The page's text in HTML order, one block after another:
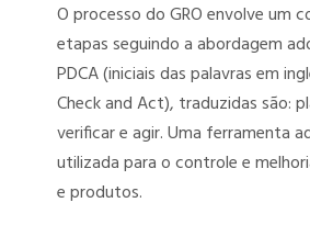
O processo do GRO envolve um
etapas seguindo a abordagem
PDCA (iniciais das palavras em
Check and Act), traduzidas são:
verificar e agir. Uma ferramenta
utilizada para o controle e
e produtos.